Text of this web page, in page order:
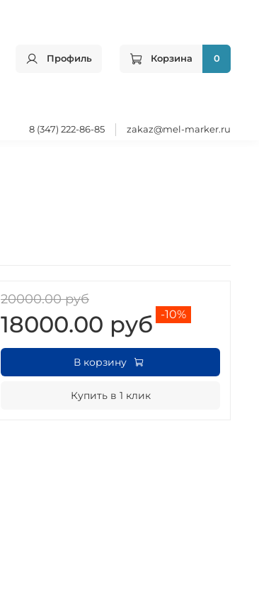
Профиль Корзина 0
8 (347) 222-86-85 zakaz@mel-marker.ru
20000.00 руб
18000.00 руб -10%
В корзину
Купить в 1 клик